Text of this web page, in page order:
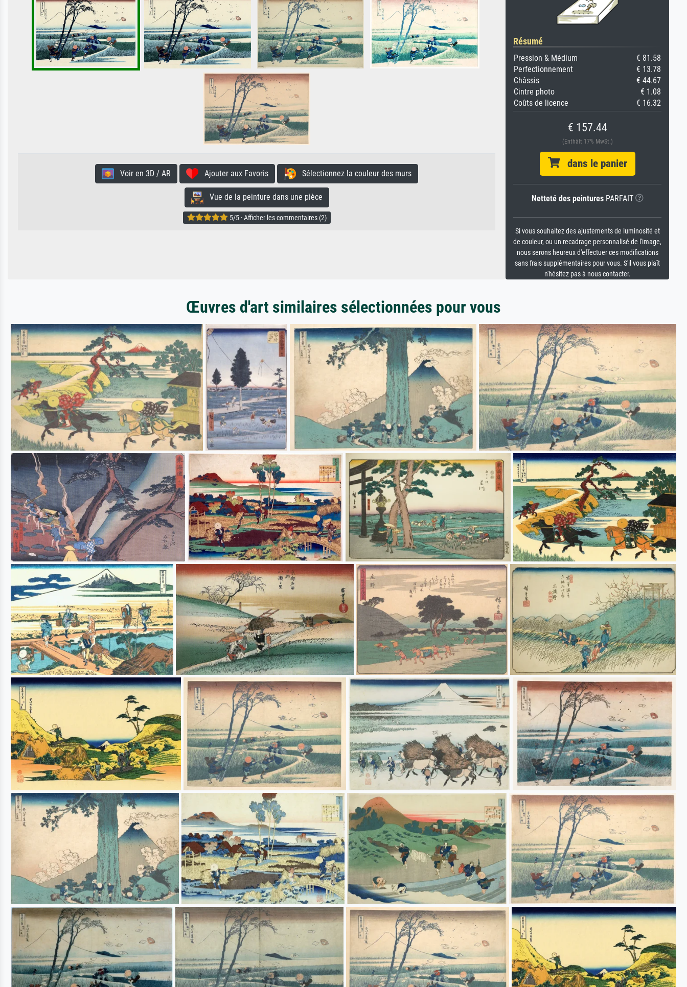
Voir en 3D / AR Ajouter aux Favoris Sélectionnez la couleur des murs
Vue de la peinture dans une pièce
5/5 · Afficher les commentaires (2)
Résumé
Pression & Médium
€ 81.58
Perfectionnement
€ 13.78
Châssis
€ 44.67
Cintre photo
€ 1.08
Coûts de licence
€ 16.32
€ 157.44
(Enthält 17% MwSt.)
dans le panier
Netteté des peinturesPARFAIT
Si vous souhaitez des ajustements de luminosité et
de couleur, ou un recadrage personnalisé de l'image,
nous serons heureux d'effectuer ces modifications
sans frais supplémentaires pour vous. S'il vous plaît
n'hésitez pas à nous contacter.
Œuvres d'art similaires sélectionnées pour vous